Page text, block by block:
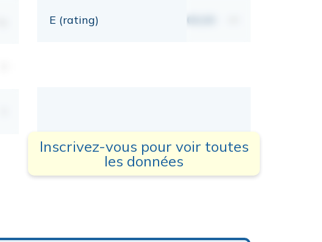
E (rating) 00,00
Inscrivez-vous pour voir toutes
les données